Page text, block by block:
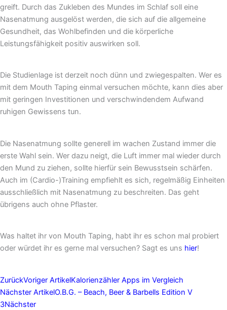
greift. Durch das Zukleben des Mundes im Schlaf soll eine
Nasenatmung ausgelöst werden, die sich auf die allgemeine
Gesundheit, das Wohlbefinden und die körperliche
Leistungsfähigkeit positiv auswirken soll.
Die Studienlage ist derzeit noch dünn und zwiegespalten. Wer es
mit dem Mouth Taping einmal versuchen möchte, kann dies aber
mit geringen Investitionen und verschwindendem Aufwand
ruhigen Gewissens tun.
Die Nasenatmung sollte generell im wachen Zustand immer die
erste Wahl sein. Wer dazu neigt, die Luft immer mal wieder durch
den Mund zu ziehen, sollte hierfür sein Bewusstsein schärfen.
Auch im (Cardio-)Training empfiehlt es sich, regelmäßig Einheiten
ausschließlich mit Nasenatmung zu beschreiten. Das geht
übrigens auch ohne Pflaster.
Was haltet ihr von Mouth Taping, habt ihr es schon mal probiert
oder würdet ihr es gerne mal versuchen? Sagt es uns hier!
ZurückVoriger ArtikelKalorienzähler Apps im Vergleich
Nächster ArtikelO.B.G. – Beach, Beer & Barbells Edition V
3Nächster